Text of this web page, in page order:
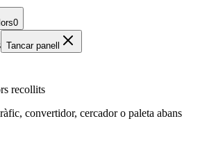
0
Tancar panell
recollits
convertidor, cercador o paleta abans